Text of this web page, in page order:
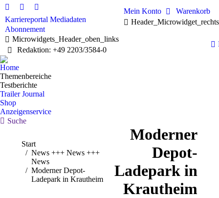
Linkedin
page
opens
in
new
window
Facebook
page
opens
in
new
X
page
opens
in
new
Karriereportal Mediadaten
Abonnement
Microwidgets_Header_oben_links
Redaktion: +49 2203/3584-0
Mein Konto
Warenkorb
Home
Themenbereiche
Testberichte
Trailer Journal
Shop
Anzeigenservice
Search:
Suche
Sie befinden sich hier:
Start
News +++ News +++
News
Moderner Depot-
Ladepark in Krautheim
Moderner
Depot-
Ladepark in
Krautheim